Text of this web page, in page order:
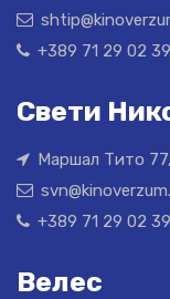
+389 71 29 02 39
Свети
Маршал Тито
+389 71 29 02 39
Велес